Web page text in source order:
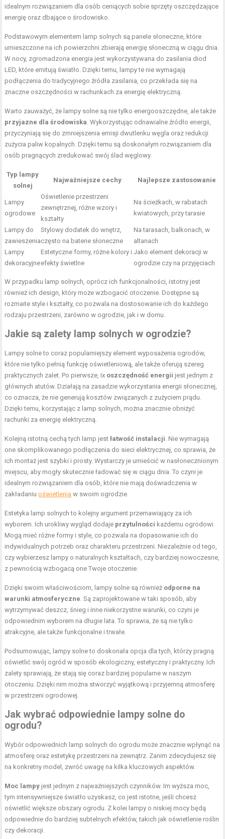
idealnym rozwiązaniem dla osób ceniących sobie sprzęty oszczędzające
energię oraz dbające o środowisko.
Podstawowym elementem lamp solnych są panele słoneczne, które
umieszczone na ich powierzchni zbierają energię słoneczną w ciągu dnia.
W nocy, zgromadzona energia jest wykorzystywana do zasilania diod
LED, które emitują światło. Dzięki temu, lampy te nie wymagają
podłączenia do tradycyjnego źródła zasilania, co przekłada się na
znaczne oszczędności w rachunkach za energię elektryczną.
Warto zauważyć, że lampy solne są nie tylko energooszczędne, ale także
przyjazne dla środowiska. Wykorzystując odnawialne źródło energii,
przyczyniają się do zmniejszenia emisji dwutlenku węgla oraz redukcji
zużycia paliw kopalnych. Dzięki temu są doskonałym rozwiązaniem dla
osób pragnących zredukować swój ślad węglowy.
Typ lampy
solnej
Najważniejsze cechy Najlepsze zastosowanie
Lampy
ogrodowe
Oświetlenie przestrzeni
zewnętrznej, różne wzory i
kształty
Na ścieżkach, w rabatach
kwiatowych, przy tarasie
Lampy do
zawieszenia
Stylowy dodatek do wnętrz,
często na baterie słoneczne
Na tarasach, balkonach, w
altanach
Lampy
dekoracyjne
Estetyczne formy, różne kolory i
efekty świetlne
Jako element dekoracji w
ogrodzie czy na przyjęciach
W przypadku lamp solnych, oprócz ich funkcjonalności, istotny jest
również ich design, który może wzbogacić otoczenie. Dostępne są
rozmaite style i kształty, co pozwala na dostosowanie ich do każdego
rodzaju przestrzeni, zarówno w ogrodzie, jak i w domu.
Jakie są zalety lamp solnych w ogrodzie?
Lampy solne to coraz popularniejszy element wyposażenia ogrodów,
które nie tylko pełnią funkcję oświetleniową, ale także oferują szereg
praktycznych zalet. Po pierwsze, їх oszczędność energii jest jednym z
głównych atutów. Działają na zasadzie wykorzystania energii słonecznej,
co oznacza, że nie generują kosztów związanych z zużyciem prądu.
Dzięki temu, korzystając z lamp solnych, można znacznie obniżyć
rachunki za energię elektryczną.
Kolejną istotną cechą tych lamp jestłatwość instalacji. Nie wymagają
one skomplikowanego podłączenia do sieci elektrycznej, co sprawia, że
ich montaż jest szybki i prosty. Wystarczy je umieścić w nasłonecznionym
miejscu, aby mogły skutecznie ładować się w ciągu dnia. To czyni je
idealnym rozwiązaniem dla osób, które nie mają doświadczenia w
zakładaniuoświetlenia w swoim ogrodzie.
Estetyka lamp solnych to kolejny argument przemawiający za ich
wyborem. Ich urokliwy wygląd dodaje przytulności każdemu ogrodowi.
Mogą mieć różne formy i style, co pozwala na dopasowanie ich do
indywidualnych potrzeb oraz charakteru przestrzeni. Niezależnie od tego,
czy wybierzesz lampy o naturalnych kształtach, czy bardziej nowoczesne,
z pewnością wzbogacą one Twoje otoczenie.
Dzięki swoim właściwościom, lampy solne są również odporne na
warunki atmosferyczne. Są zaprojektowane w taki sposób, aby
wytrzymywać deszcz, śnieg i inne niekorzystne warunki, co czyni je
odpowiednim wyborem na długie lata. To sprawia, że są nie tylko
atrakcyjne, ale także funkcjonalne i trwałe.
Podsumowując, lampy solne to doskonała opcja dla tych, którzy pragną
oświetlić swój ogród w sposób ekologiczny, estetyczny i praktyczny. Ich
zalety sprawiają, że stają się coraz bardziej popularne w naszym
otoczeniu. Dzięki nim można stworzyć wyjątkową i przyjemną atmosferę
w przestrzeni ogrodowej.
Jak wybrać odpowiednie lampy solne do
ogrodu?
Wybór odpowiednich lamp solnych do ogrodu może znacznie wpłynąć na
atmosferę oraz estetykę przestrzeni na zewnątrz. Zanim zdecydujesz się
na konkretny model, zwróć uwagę na kilka kluczowych aspektów.
Moc lampy jest jednym z najważniejszych czynników. Im wyższa moc,
tym intensywniejsze światło uzyskasz, co jest istotne, jeśli chcesz
oświetlić większe obszary ogrodu. Z kolei lampy o niskiej mocy będą
odpowiednie do bardziej subtelnych efektów, takich jak oświetlenie roślin
czy dekoracji.